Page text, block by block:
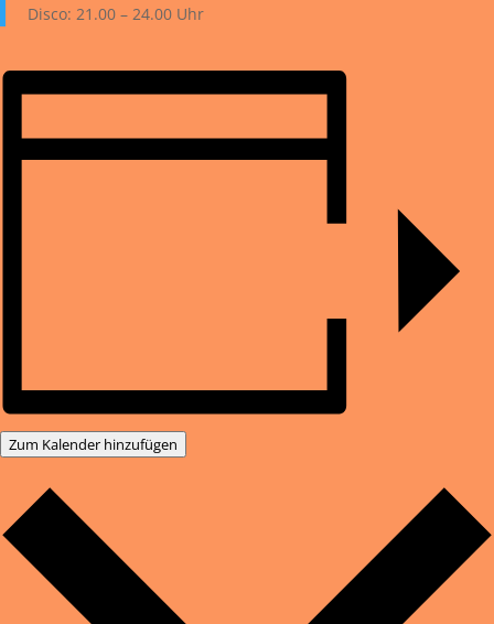
Disco: 21.00 – 24.00 Uhr
Zum Kalender hinzufügen